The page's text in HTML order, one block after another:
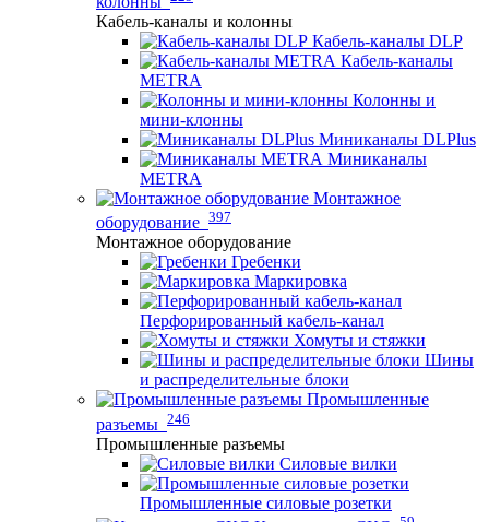
Кабель-каналы и колонны
Кабель-каналы DLP
Кабель-каналы
METRA
Колонны и
мини-клонны
Миниканалы DLPlus
Миниканалы
METRA
Монтажное
оборудование 397
Монтажное оборудование
Гребенки
Маркировка
Перфорированный кабель-канал
Хомуты и стяжки
Шины
и распределительные блоки
Промышленные
разъемы 246
Промышленные разъемы
Силовые вилки
Промышленные силовые розетки